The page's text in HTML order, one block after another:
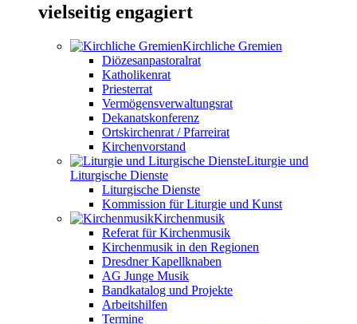
vielseitig engagiert
Kirchliche Gremien
Diözesanpastoralrat
Katholikenrat
Priesterrat
Vermögensverwaltungsrat
Dekanatskonferenz
Ortskirchenrat / Pfarreirat
Kirchenvorstand
Liturgie und
Liturgische Dienste
Liturgische Dienste
Kommission für Liturgie und Kunst
Kirchenmusik
Referat für Kirchenmusik
Kirchenmusik in den Regionen
Dresdner Kapellknaben
AG Junge Musik
Bandkatalog und Projekte
Arbeitshilfen
Termine